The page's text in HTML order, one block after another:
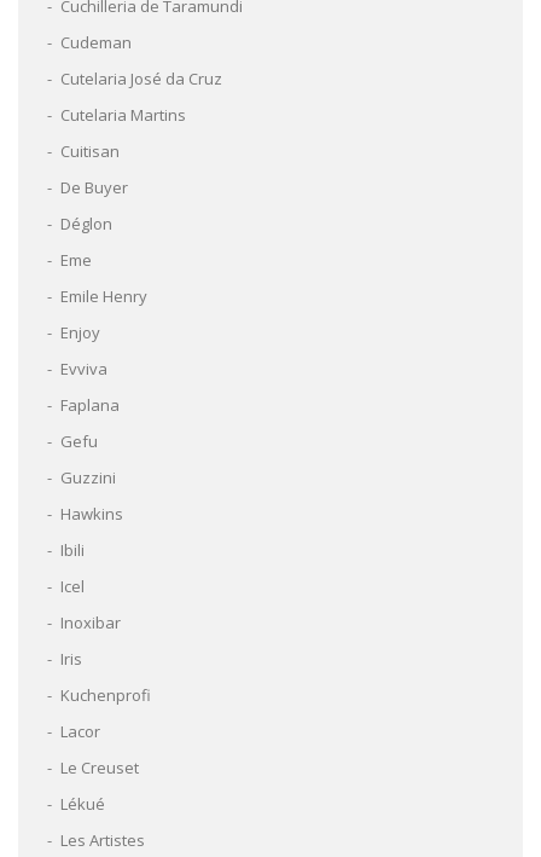
Cuchilleria de Taramundi
Cudeman
Cutelaria José da Cruz
Cutelaria Martins
Cuitisan
De Buyer
Déglon
Eme
Emile Henry
Enjoy
Evviva
Faplana
Gefu
Guzzini
Hawkins
Ibili
Icel
Inoxibar
Iris
Kuchenprofi
Lacor
Le Creuset
Lékué
Les Artistes